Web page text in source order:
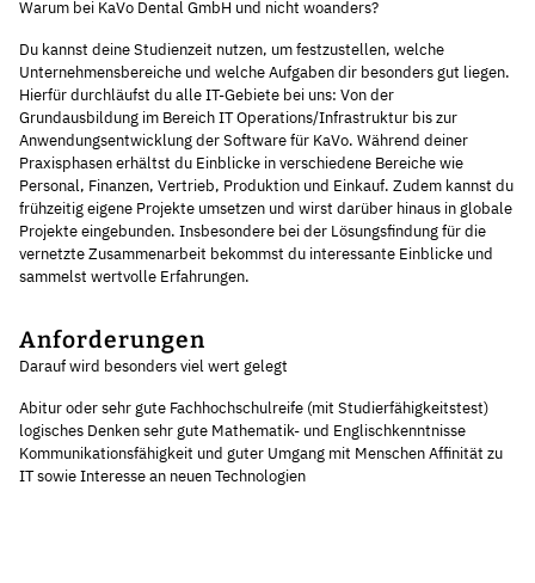
Warum bei KaVo Dental GmbH und nicht woanders?
Du kannst deine Studienzeit nutzen, um festzustellen, welche
Unternehmensbereiche und welche Aufgaben dir besonders gut liegen.
Hierfür durchläufst du alle IT-Gebiete bei uns: Von der
Grundausbildung im Bereich IT Operations/Infrastruktur bis zur
Anwendungsentwicklung der Software für KaVo. Während deiner
Praxisphasen erhältst du Einblicke in verschiedene Bereiche wie
Personal, Finanzen, Vertrieb, Produktion und Einkauf. Zudem kannst du
frühzeitig eigene Projekte umsetzen und wirst darüber hinaus in globale
Projekte eingebunden. Insbesondere bei der Lösungsfindung für die
vernetzte Zusammenarbeit bekommst du interessante Einblicke und
sammelst wertvolle Erfahrungen.
Anforderungen
Darauf wird besonders viel wert gelegt
Abitur oder sehr gute Fachhochschulreife (mit Studierfähigkeitstest)
logisches Denken sehr gute Mathematik- und Englischkenntnisse
Kommunikationsfähigkeit und guter Umgang mit Menschen Affinität zu
IT sowie Interesse an neuen Technologien